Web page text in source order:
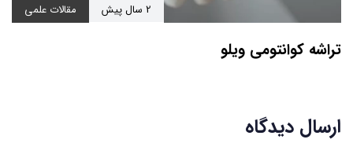
2 سال پیش مقالات علمی
تراشه کوانتومی ویلو
ارسال دیدگاه